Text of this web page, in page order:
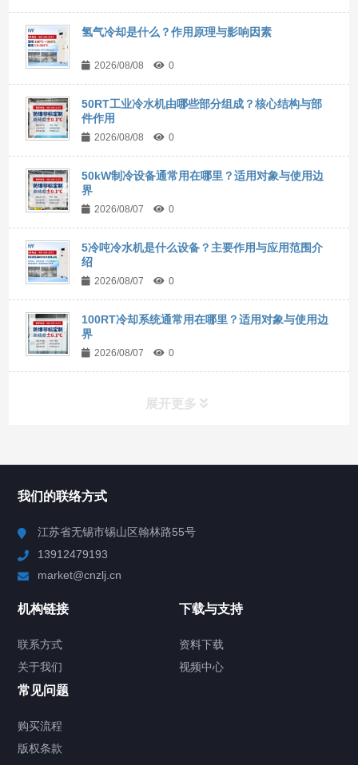
氢气冷却是什么？作用原理与影响因素
2026/08/08 0
50RT工业冷水机由哪些部分组成？核心结构与部
件作用
2026/08/08 0
50kW制冷设备通常用在哪里？适用对象与使用边
界
2026/08/07 0
5冷吨冷水机是什么设备？主要作用与应用范围介
绍
2026/08/07 0
100RT冷却系统通常用在哪里？适用对象与使用边
界
2026/08/07 0
展开更多
Chiller高精度制冷循环器
TCU温度控制单元
Chiller气体控温系统
我们的联络方式
江苏省无锡市锡山区翰林路55号
13912479193
market@cnzlj.cn
机构链接
联系方式
关于我们
下载与支持
资料下载
视频中心
常见问题
购买流程
版权条款